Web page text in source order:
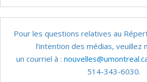
Pour les questions relatives au
l’intention des médias, veuillez
un courriel à :
514-343-6030.